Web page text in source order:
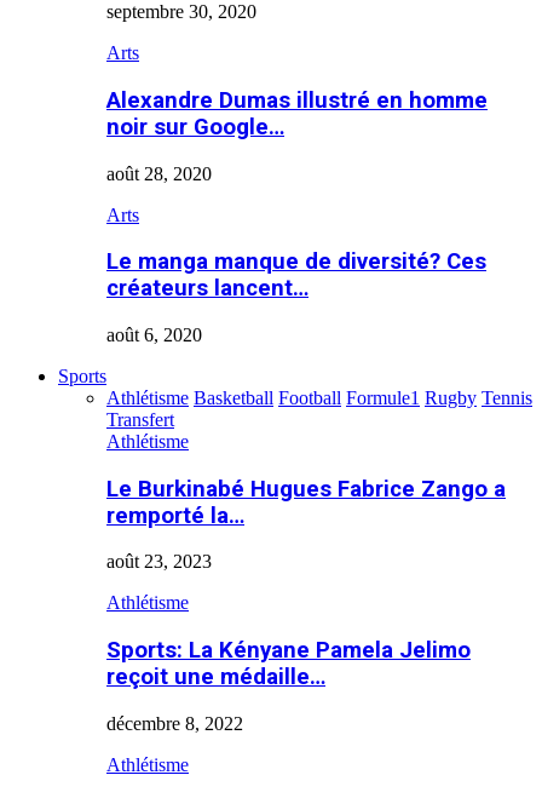
septembre 30, 2020
Arts
Alexandre Dumas illustré en homme
noir sur Google…
août 28, 2020
Arts
Le manga manque de diversité? Ces
créateurs lancent…
août 6, 2020
Sports
Athlétisme Basketball Football Formule1 Rugby Tennis
Transfert
Athlétisme
Le Burkinabé Hugues Fabrice Zango a
remporté la…
août 23, 2023
Athlétisme
Sports: La Kényane Pamela Jelimo
reçoit une médaille…
décembre 8, 2022
Athlétisme